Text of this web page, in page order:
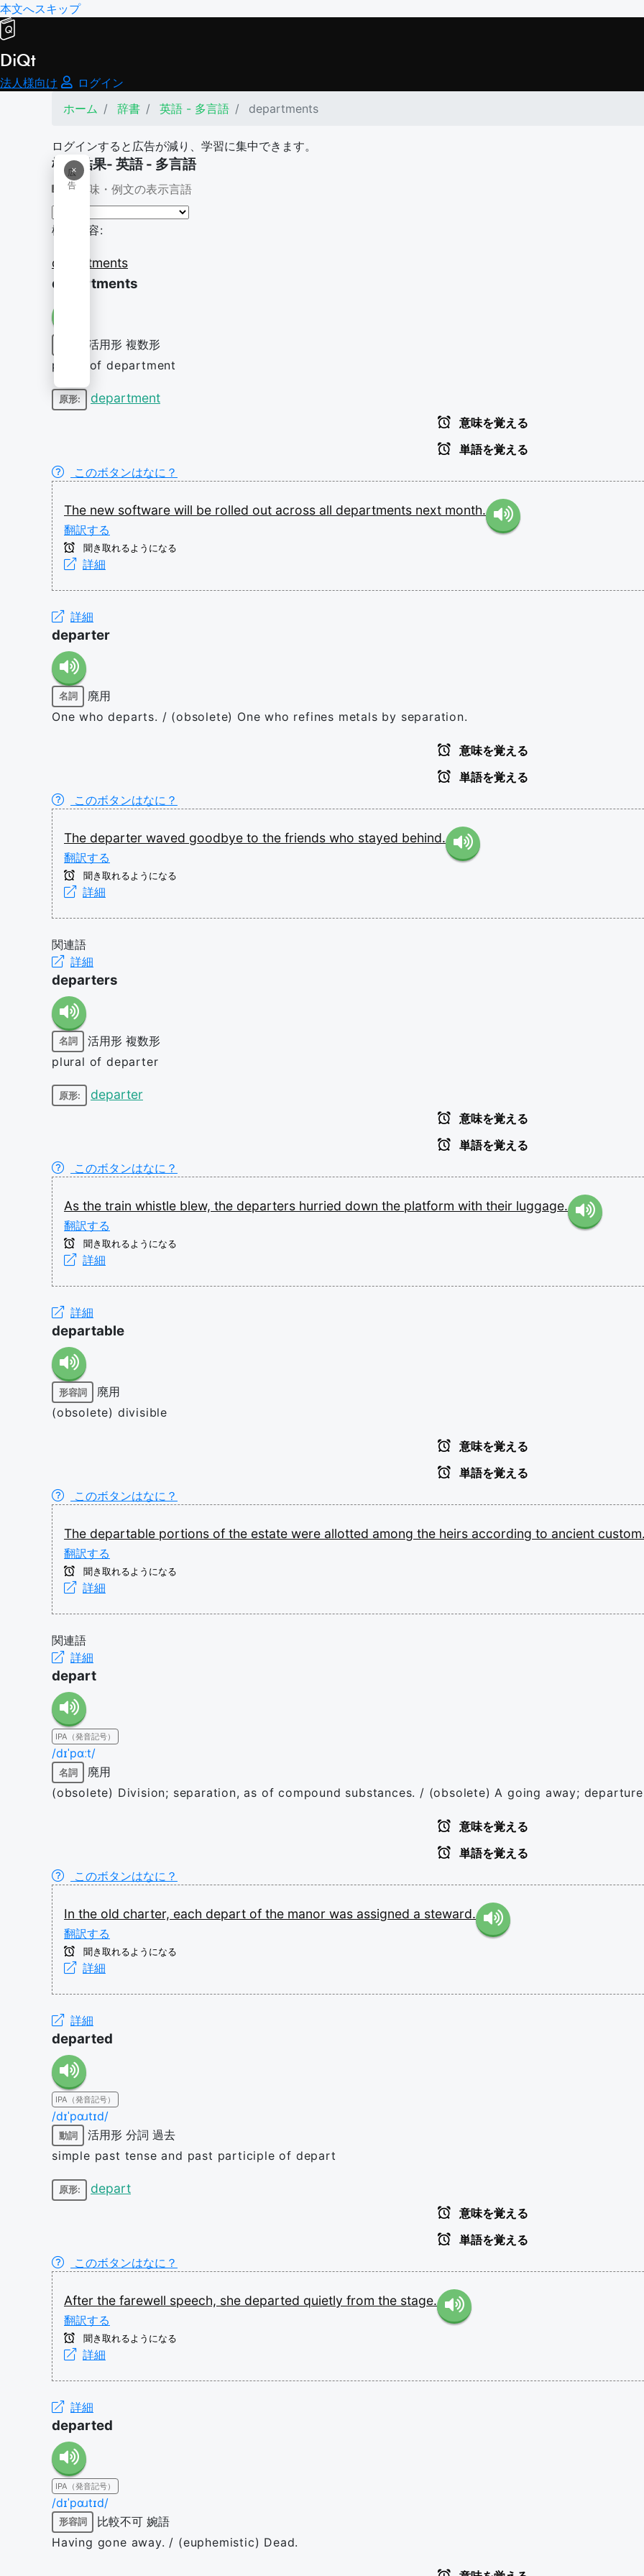
本文へスキップ
DiQt
法人様向け
ログイン
ホーム
辞書 英語 - 多言語 departments
ログインすると広告が減り、学習に集中できます。
×
広
告
検索結果- 英語 - 多言語
意味・例文の表示言語
検索内容:
departments
departments
活用形 複数形
plural of department
原形: department
意味を覚える
単語を覚える
このボタンはなに？
The new software will be rolled out across all departments next month.
翻訳する
聞き取れるようになる
詳細
詳細
departer
名詞
廃用
One who departs. / (obsolete) One who refines metals by separation.
意味を覚える
単語を覚える
このボタンはなに？
The departer waved goodbye to the friends who stayed behind.
翻訳する
聞き取れるようになる
詳細
関連語
詳細
departers
名詞 活用形 複数形
plural of departer
原形: departer
意味を覚える
単語を覚える
このボタンはなに？
As the train whistle blew, the departers hurried down the platform with their luggage.
翻訳する
聞き取れるようになる
詳細
詳細
departable
形容詞
廃用
(obsolete) divisible
意味を覚える
単語を覚える
このボタンはなに？
The departable portions of the estate were allotted among the heirs according to ancient
翻訳する
聞き取れるようになる
詳細
関連語
詳細
depart
IPA（発音記号）
/dɪˈpɑːt/
名詞
廃用
(obsolete) Division; separation, as of compound substances. / (obsolete) A going away;
意味を覚える
単語を覚える
このボタンはなに？
In the old charter, each depart of the manor was assigned a steward.
翻訳する
聞き取れるようになる
詳細
詳細
departed
IPA（発音記号）
/dɪˈpɑɹtɪd/
動詞 活用形 分詞 過去
simple past tense and past participle of depart
原形: depart
意味を覚える
単語を覚える
このボタンはなに？
After the farewell speech, she departed quietly from the stage.
翻訳する
聞き取れるようになる
詳細
詳細
departed
IPA（発音記号）
/dɪˈpɑɹtɪd/
形容詞 比較不可 婉語
Having gone away. / (euphemistic) Dead.